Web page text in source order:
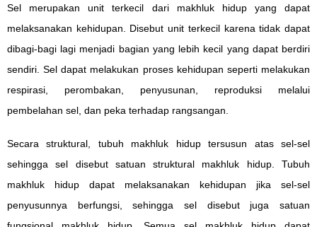
Sel merupakan unit terkecil dari makhluk hidup yang dapat
melaksanakan kehidupan. Disebut unit terkecil karena tidak dapat
dibagi-bagi lagi menjadi bagian yang lebih kecil yang dapat berdiri
sendiri. Sel dapat melakukan proses kehidupan seperti melakukan
respirasi, perombakan, penyusunan, reproduksi melalui
pembelahan sel, dan peka terhadap rangsangan.
Secara struktural, tubuh makhluk hidup tersusun atas sel-sel
sehingga sel disebut satuan struktural makhluk hidup. Tubuh
makhluk hidup dapat melaksanakan kehidupan jika sel-sel
penyusunnya berfungsi, sehingga sel disebut juga satuan